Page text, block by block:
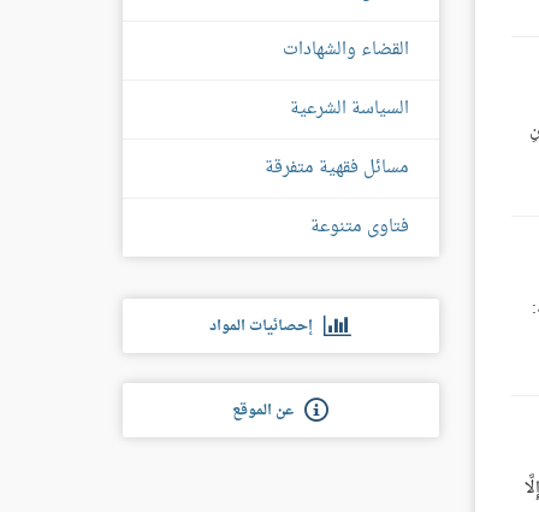
القضاء والشهادات
السياسة الشرعية
مسائل فقهية متفرقة
فتاوى متنوعة
إحصائيات المواد
عن الموقع